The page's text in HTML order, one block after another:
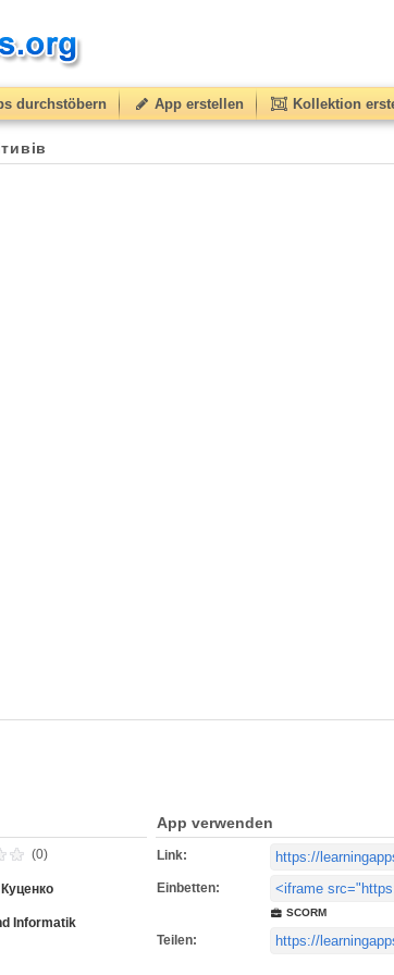
durchstöbern App erstellen Kollektion
(0)
Informatik
App verwenden
Link:
Einbetten:
SCORM
Teilen: